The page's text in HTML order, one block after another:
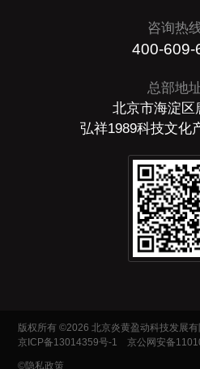
咨询热
400-609-
总部地
北京市海淀区
弘祥1989科技文化
版权所有 ©2026 北京炎黄盈动科技发展有
京ICP备13014359号-1
京公网安备
©隐私政策